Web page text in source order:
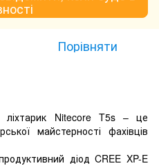
Порівняти
ліхтарик Nitecore T5s – це
майстерності фахівців
діод CREE XP-E